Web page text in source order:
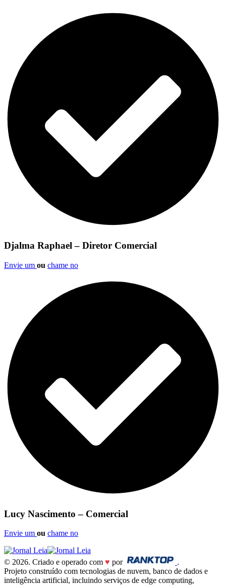
Djalma Raphael – Diretor Comercial
Envie um ou chame no
Lucy Nascimento – Comercial
Envie um ou chame no
© 2026. Criado e operado com ♥ por
.
Projeto construído com tecnologias de nuvem, banco de dados e
inteligência artificial, incluindo serviços de edge computing,